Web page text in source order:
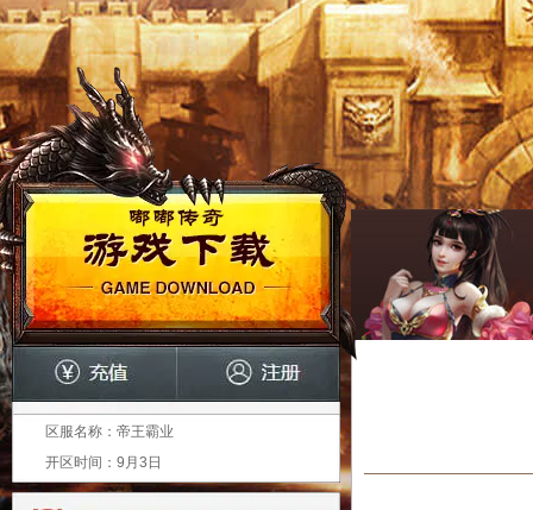
区服名称： 帝王霸业
开区时间： 9月3日